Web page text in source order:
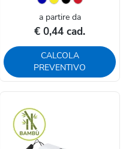
a partire da
€ 0,44 cad.
CALCOLA
PREVENTIVO